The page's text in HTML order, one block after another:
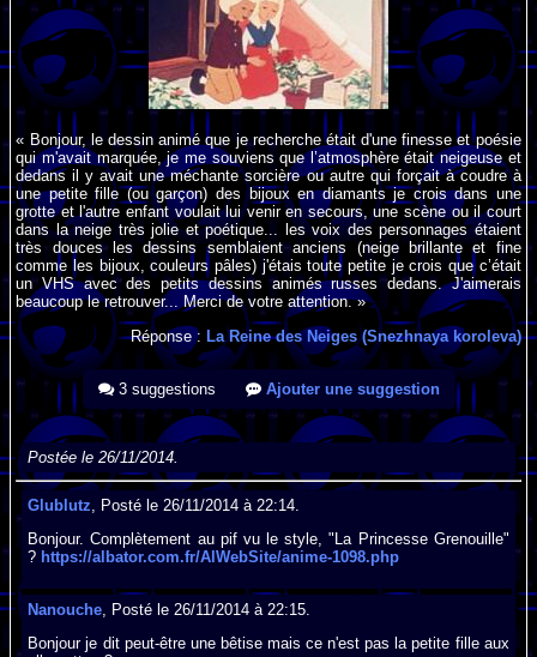
« Bonjour, le dessin animé que je recherche était d'une finesse et poésie
qui m'avait marquée, je me souviens que l’atmosphère était neigeuse et
dedans il y avait une méchante sorcière ou autre qui forçait à coudre à
une petite fille (ou garçon) des bijoux en diamants je crois dans une
grotte et l'autre enfant voulait lui venir en secours, une scène ou il court
dans la neige très jolie et poétique... les voix des personnages étaient
très douces les dessins semblaient anciens (neige brillante et fine
comme les bijoux, couleurs pâles) j'étais toute petite je crois que c’était
un VHS avec des petits dessins animés russes dedans. J'aimerais
beaucoup le retrouver... Merci de votre attention. »
Réponse : La Reine des Neiges (Snezhnaya koroleva)
3 suggestions Ajouter une suggestion
Postée le 26/11/2014.
Glublutz , Posté le 26/11/2014 à 22:14.
Bonjour. Complètement au pif vu le style, "La Princesse Grenouille"
? https://albator.com.fr/AlWebSite/anime-1098.php
Nanouche , Posté le 26/11/2014 à 22:15.
Bonjour je dit peut-être une bêtise mais ce n'est pas la petite fille aux